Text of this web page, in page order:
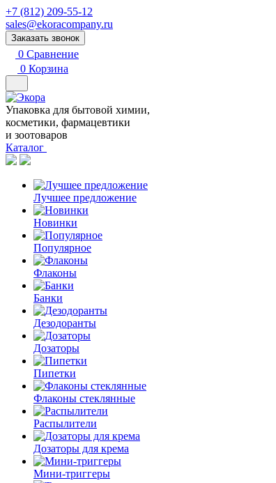
+7 (812) 209-55-12
sales@ekoracompany.ru
Заказать звонок
0 Сравнение
0 Корзина
Упаковка для бытовой химии,
косметики, фармацевтики
и зоотоваров
Каталог
Лучшее предложение
Новинки
Популярное
Флаконы
Банки
Дезодоранты
Дозаторы
Пипетки
Флаконы стеклянные
Распылители
Дозаторы для крема
Мини-триггеры